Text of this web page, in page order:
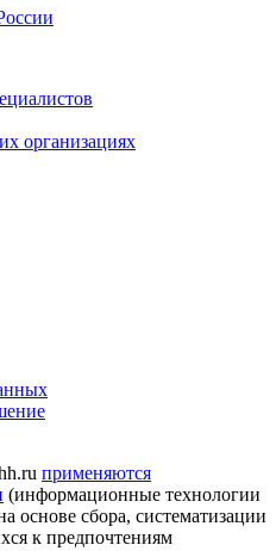
организациях
применяются
(информационные технологии
основе сбора, систематизации
к предпочтениям